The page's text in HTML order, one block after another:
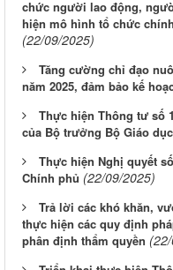
chức người lao động,
hiện mô hình tổ chức
(22/09/2025)
Tăng cường chỉ đạo
năm 2025, đảm bảo kế
Thực hiện Thông tư số
của Bộ trưởng Bộ Giáo
Thực hiện Nghị quyết
Chính phủ (22/09/2025)
Trả lời các khó khăn,
thực hiện các quy định
phân định thẩm quyền